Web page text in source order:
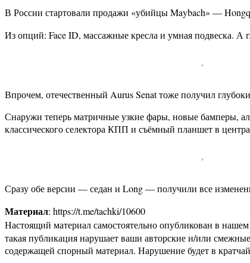
В России стартовали продажи «убийцы Maybach» —
Из опций: Face ID, массажные кресла и умная подвеска.
Впрочем, отечественный Aurus Senat тоже получил
Снаружи теперь матричные узкие фары, новые бамперы,
классического селектора КПП и съёмный планшет в
Сразу обе версии — седан и Long — получили все
Материал: https://t.me/tachki/10600
Настоящий материал самостоятельно опубликован в
такая публикация нарушает ваши авторские и/или
содержащей спорный материал. Нарушение будет в